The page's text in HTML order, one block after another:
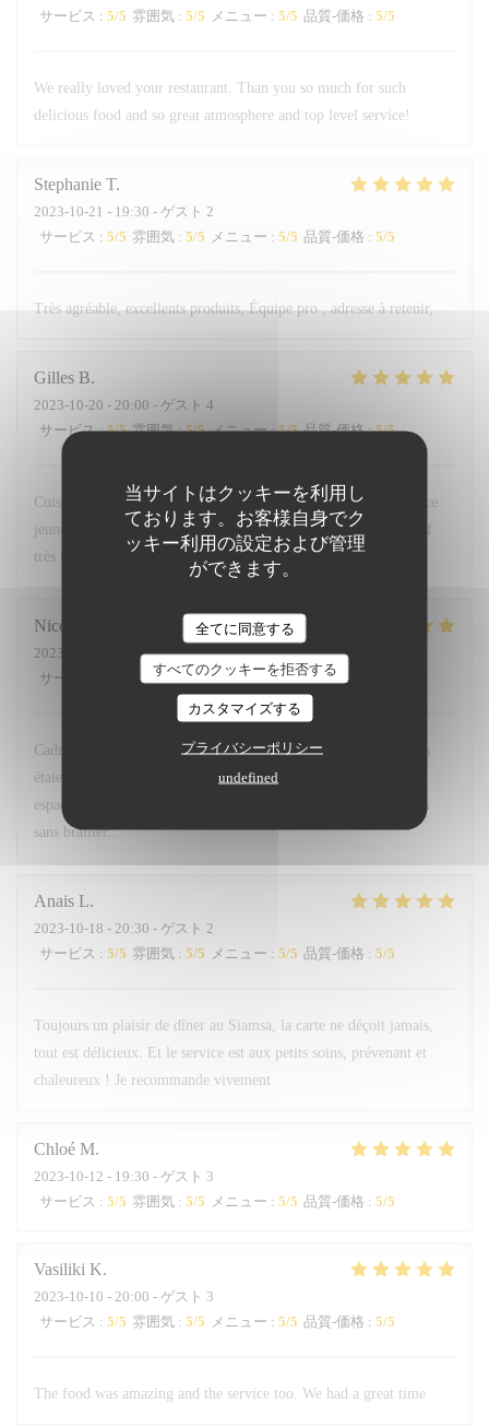
当サイトはクッキーを利用し
ております。お客様自身でク
ッキー利用の設定および管理
ができます。
全てに同意する
すべてのクッキーを拒否する
カスタマイズする
プライバシーポリシー
undefined
サービス : 5/5 雰囲気 : 5/5 メニュー : 5/5 品質-価格 : 5/5
We really loved your restaurant. Than you so much for such
delicious food and so great atmosphere and top level service!
Stephanie T
2023-10-21 - 19:30 - ゲスト 2
サービス : 5/5 雰囲気 : 5/5 メニュー : 5/5 品質-価格 : 5/5
Très agréable, excellents produits, Équipe pro , adresse à retenir,
Gilles B
2023-10-20 - 20:00 - ゲスト 4
サービス: 5/5 雰囲気: 5/5 メニュー: 5/5 品質-価格: 5/5
Cuisine délicate et sensible. Belle association des saveurs. Service
jeune, sérieux et agréable. Belle carte des vins. Le tout à un tarif
très très abordable. Bravo à l’équipe.
Nicolas
2023-10-18
- 20:30 - ゲスト 4
サービス
雰囲気: 5/5 メニュー: 5/5 品質-価格
Cadre bistro très agréable, service agréable et souriant. Les plats
étaient jolie, frais et très bon . Les tables étant parfaitement
espacées entre elles, cela permet une soirée à discuter entre amis
sans brailler...
Anais L
2023-10-18 - 20:30 - ゲスト 2
サービス : 5/5 雰囲気 : 5/5 メニュー : 5/5 品質-価格 : 5/5
Toujours un plaisir de dîner au Siamsa, la carte ne déçoit jamais,
tout est délicieux. Et le service est aux petits soins, prévenant et
chaleureux ! Je recommande vivement
Chloé M
2023-10-12 - 19:30 - ゲスト 3
サービス : 5/5 雰囲気 : 5/5 メニュー : 5/5 品質-価格 : 5/5
Vasiliki K
2023-10-10 - 20:00 - ゲスト 3
サービス : 5/5 雰囲気 : 5/5 メニュー : 5/5 品質-価格 : 5/5
The food was amazing and the service too. We had a great time